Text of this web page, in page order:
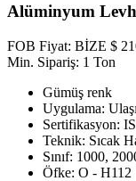
Alüminyum
FOB Fiyat: BİZE $
Min. Sipariş: 1 Ton
Gümüş renk
Uygulama:
Sertifikasyon:
Teknik: Sıcak
Sınıf: 1000,
Öfke: O - H112